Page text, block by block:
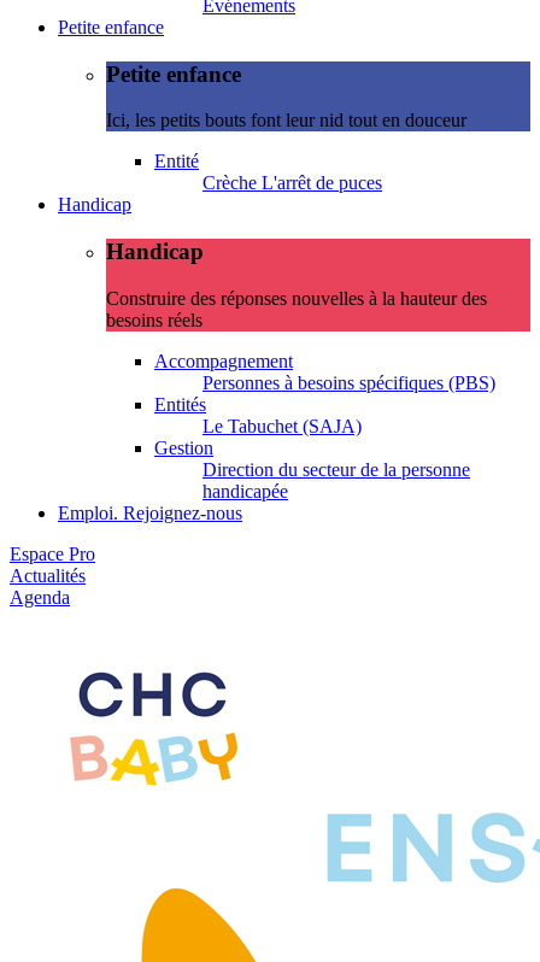
Evénements
Petite enfance
Petite enfance
Ici, les petits bouts font leur nid tout en douceur
Entité
Crèche L'arrêt de puces
Handicap
Handicap
Construire des réponses nouvelles à la hauteur des
besoins réels
Accompagnement
Personnes à besoins spécifiques (PBS)
Entités
Le Tabuchet (SAJA)
Gestion
Direction du secteur de la personne
handicapée
Emploi. Rejoignez-nous
Espace Pro
Actualités
Agenda